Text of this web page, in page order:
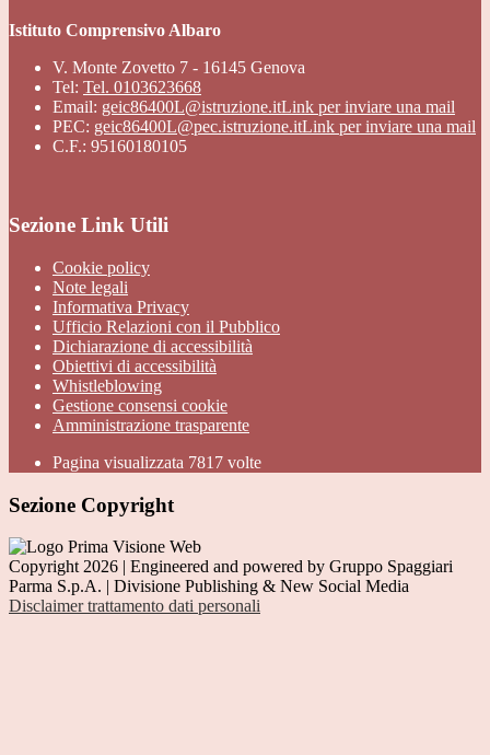
Istituto Comprensivo Albaro
V. Monte Zovetto 7 - 16145 Genova
Tel: Tel. 0103623668
Email: geic86400L@istruzione.itLink per inviare una mail
PEC: geic86400L@pec.istruzione.itLink per inviare una mail
C.F.: 95160180105
Sezione Link Utili
Cookie policy
Note legali
Informativa Privacy
Ufficio Relazioni con il Pubblico
Dichiarazione di accessibilità
Obiettivi di accessibilità
Whistleblowing
Gestione consensi cookie
Amministrazione trasparente
Pagina visualizzata 7817 volte
Sezione Copyright
Copyright 2026 | Engineered and powered by Gruppo Spaggiari
Parma S.p.A. | Divisione Publishing & New Social Media
Disclaimer trattamento dati personali